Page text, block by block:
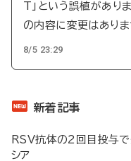
T」という誤植があり
の内容に変更はありま
8/5 23:29
新着記事
RSV抗体の2回目投与
シア